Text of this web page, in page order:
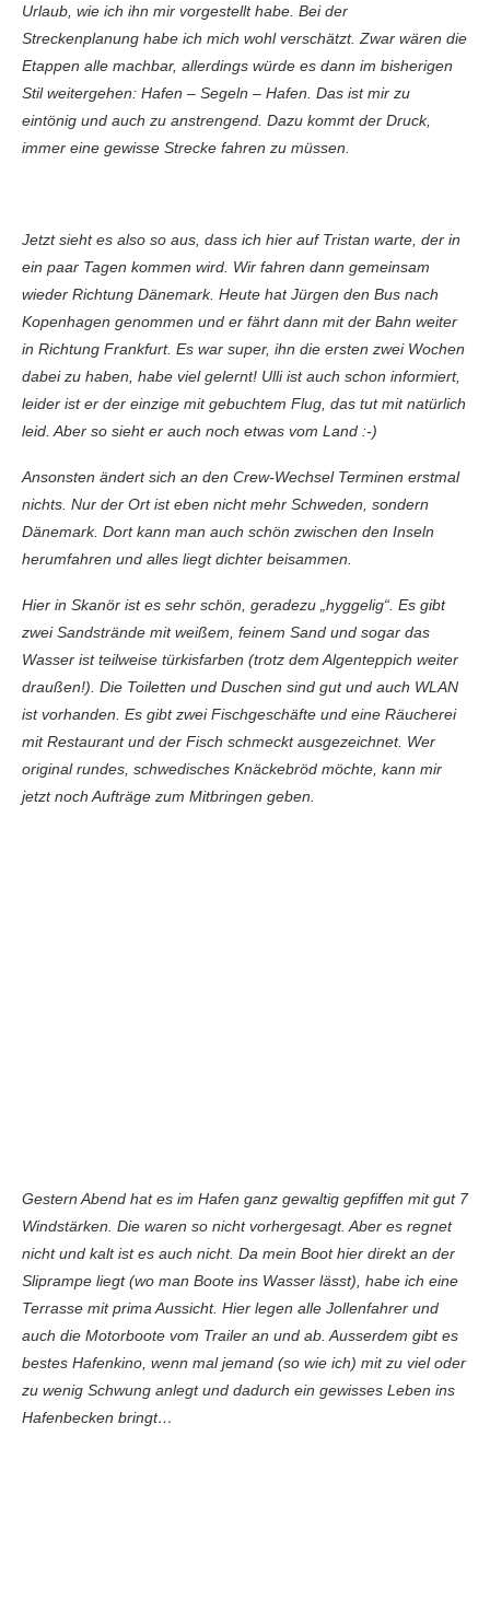
Urlaub, wie ich ihn mir vorgestellt habe. Bei der
Streckenplanung habe ich mich wohl verschätzt. Zwar wären die
Etappen alle machbar, allerdings würde es dann im bisherigen
Stil weitergehen: Hafen – Segeln – Hafen. Das ist mir zu
eintönig und auch zu anstrengend. Dazu kommt der Druck,
immer eine gewisse Strecke fahren zu müssen.
Jetzt sieht es also so aus, dass ich hier auf Tristan warte, der in
ein paar Tagen kommen wird. Wir fahren dann gemeinsam
wieder Richtung Dänemark. Heute hat Jürgen den Bus nach
Kopenhagen genommen und er fährt dann mit der Bahn weiter
in Richtung Frankfurt. Es war super, ihn die ersten zwei Wochen
dabei zu haben, habe viel gelernt! Ulli ist auch schon informiert,
leider ist er der einzige mit gebuchtem Flug, das tut mit natürlich
leid. Aber so sieht er auch noch etwas vom Land :-)
Ansonsten ändert sich an den Crew-Wechsel Terminen erstmal
nichts. Nur der Ort ist eben nicht mehr Schweden, sondern
Dänemark. Dort kann man auch schön zwischen den Inseln
herumfahren und alles liegt dichter beisammen.
Hier in Skanör ist es sehr schön, geradezu „hyggelig“. Es gibt
zwei Sandstrände mit weißem, feinem Sand und sogar das
Wasser ist teilweise türkisfarben (trotz dem Algenteppich weiter
draußen!). Die Toiletten und Duschen sind gut und auch WLAN
ist vorhanden. Es gibt zwei Fischgeschäfte und eine Räucherei
mit Restaurant und der Fisch schmeckt ausgezeichnet. Wer
original rundes, schwedisches Knäckebröd möchte, kann mir
jetzt noch Aufträge zum Mitbringen geben.
Gestern Abend hat es im Hafen ganz gewaltig gepfiffen mit gut 7
Windstärken. Die waren so nicht vorhergesagt. Aber es regnet
nicht und kalt ist es auch nicht. Da mein Boot hier direkt an der
Sliprampe liegt (wo man Boote ins Wasser lässt), habe ich eine
Terrasse mit prima Aussicht. Hier legen alle Jollenfahrer und
auch die Motorboote vom Trailer an und ab. Ausserdem gibt es
bestes Hafenkino, wenn mal jemand (so wie ich) mit zu viel oder
zu wenig Schwung anlegt und dadurch ein gewisses Leben ins
Hafenbecken bringt…